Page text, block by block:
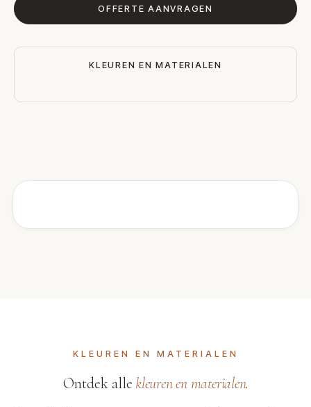
OFFERTE AANVRAGEN
KLEUREN EN MATERIALEN
KLEUREN EN MATERIALEN
Ontdek alle kleuren en materialen.